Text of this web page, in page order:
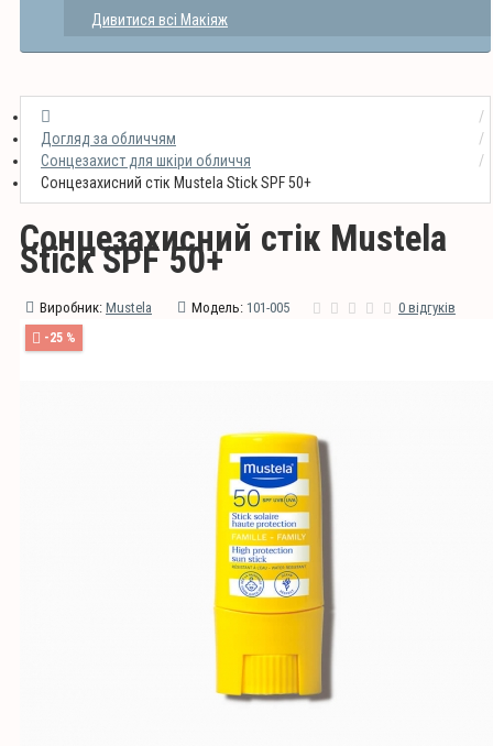
Дивитися всі Макіяж
Догляд за обличчям
Сонцезахист для шкіри обличчя
Сонцезахисний стік Mustela Stick SPF 50+
Сонцезахисний стік Mustela
Stick SPF 50+
Виробник: Mustela Модель: 101-005 0 відгуків
-25 %